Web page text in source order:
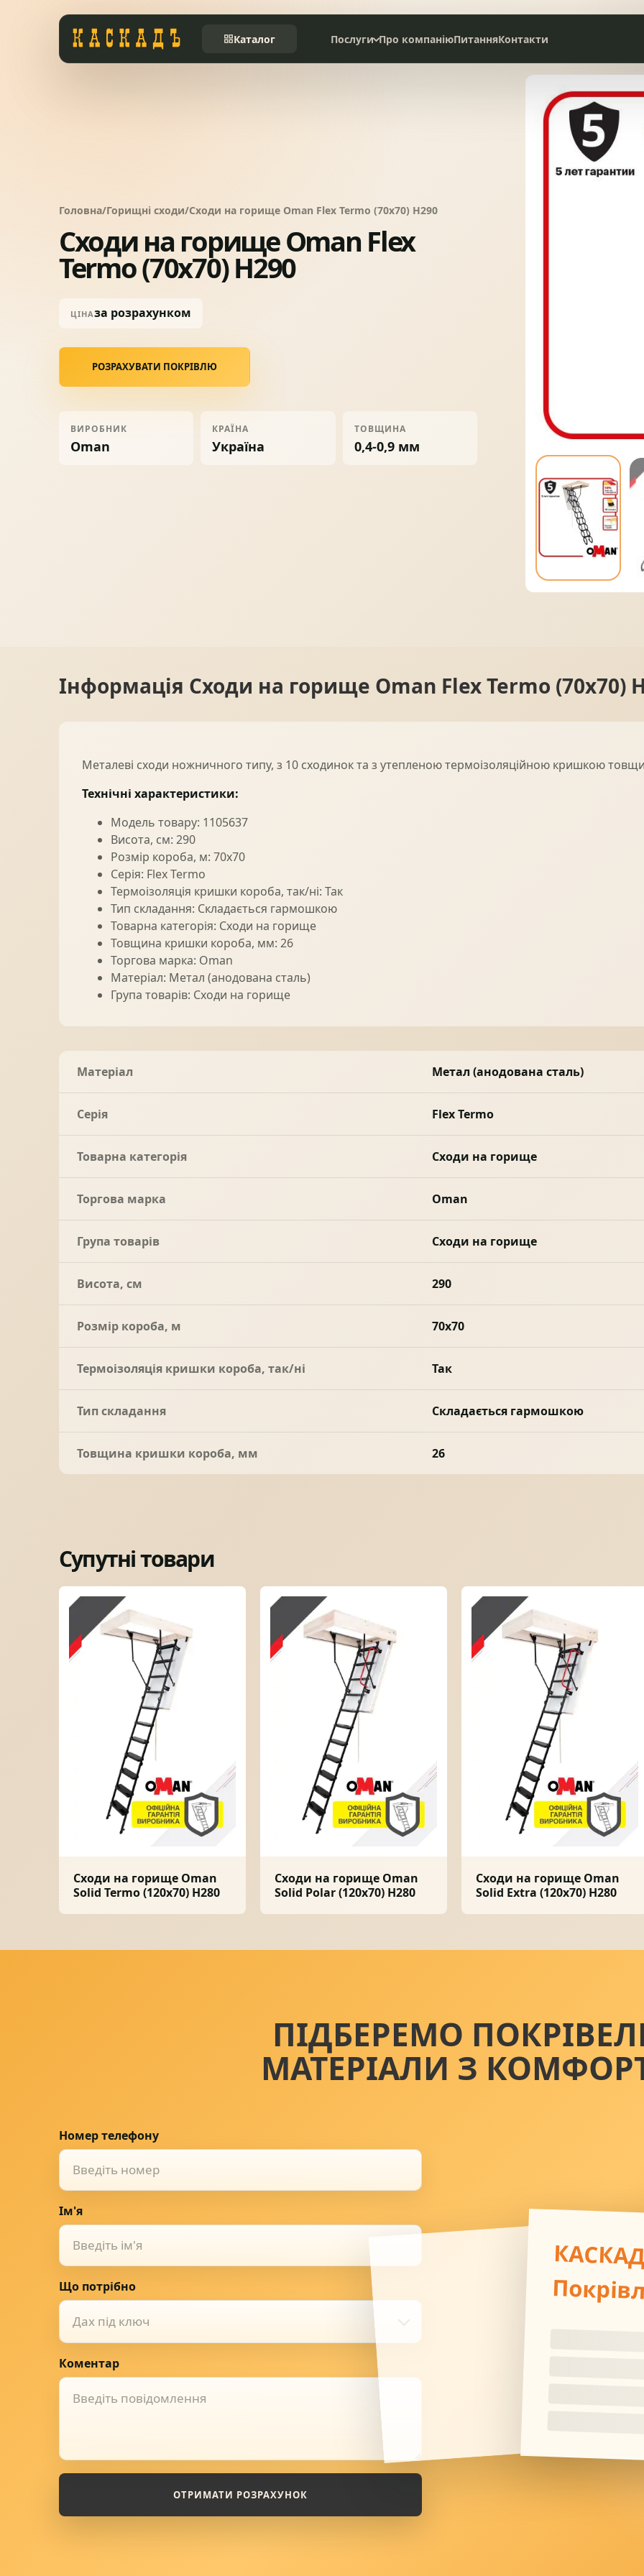
Каталог Послуги Про компаніюПитанняКонтакти
04 Системи водовідведення
07 Солнце защита
Навіси з полікарбонату
СЛАНЦЕВА ПОКРІВЛЯ
БІТУМНА ЧЕРЕПИЦЯ
ПОКРІВЕЛЬНА ШАШКА ПІДШИВИ
Головна/Горищні сходи/Сходи на горище Oman Flex Termo (70x70) H290
Сходи на горище Oman Flex
Termo (70x70) H290
ЦІНАза розрахунком
РОЗРАХУВАТИ ПОКРІВЛЮ
ВИРОБНИК
Oman
КРАЇНА
Україна
ТОВЩИНА
0,4-0,9 мм
Інформація Сходи на горище Oman Flex Termo (70x70)
Металеві сходи ножничного типу, з 10 сходинок та з утепленою термоізоляційною кришкою
Технічні характеристики:
Модель товару: 1105637
Висота, см: 290
Розмір короба, м: 70x70
Серія: Flex Termo
Термоізоляція кришки короба, так/ні: Так
Тип складання: Складається гармошкою
Товарна категорія: Сходи на горище
Товщина кришки короба, мм: 26
Торгова марка: Oman
Матеріал: Метал (анодована сталь)
Група товарів: Сходи на горище
Матеріал Метал (анодована сталь)
Серія Flex Termo
Товарна категорія Сходи на горище
Торгова марка Oman
Група товарів Сходи на горище
Висота, см 290
Розмір короба, м 70x70
Термоізоляція кришки короба, так/ні Так
Тип складання Складається гармошкою
Товщина кришки короба, мм 26
Супутні товари
Сходи на горище Oman
Solid Termo (120x70) H280
Сходи на горище Oman
Solid Polar (120x70) H280
Сходи на горище Oman
Solid Extra (120x70) H280
ПІДБЕРЕМО
МАТЕРІАЛИ З
Номер телефону
Ім'я
Що потрібно
Дах під ключ
Коментар
ОТРИМАТИ РОЗРАХУНОК